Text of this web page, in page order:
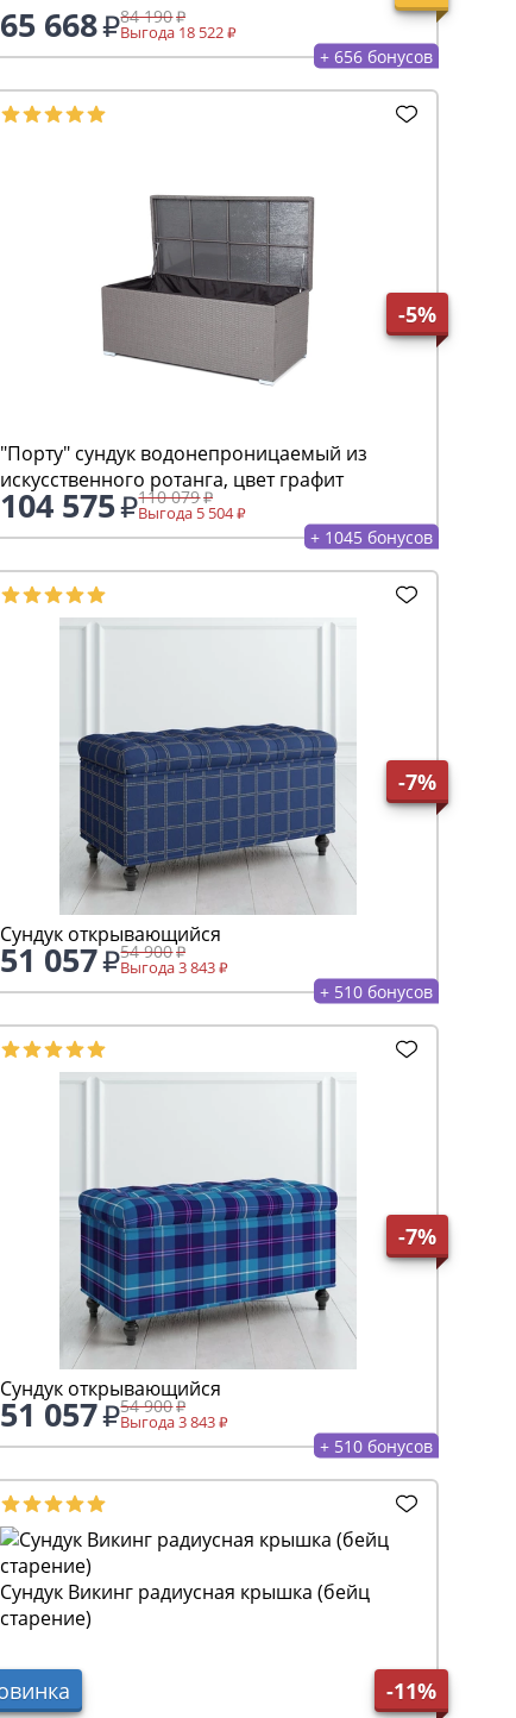
65 668 84 190
Выгода 18 522
+ 656 бонусов
-5%
"Порту" сундук водонепроницаемый из
искусственного ротанга, цвет графит
104 575 110 079
Выгода 5 504
+ 1045 бонусов
-7%
Сундук открывающийся
51 057 54 900
Выгода 3 843
+ 510 бонусов
-7%
Сундук открывающийся
51 057 54 900
Выгода 3 843
+ 510 бонусов
-11%
Сундук Викинг радиусная крышка (бейц
старение)